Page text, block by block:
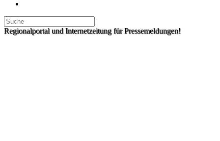
Regionalportal und Internetzeitung für Pressemeldungen!